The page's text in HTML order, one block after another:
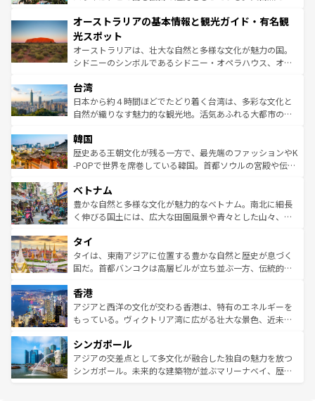
部のニューオーリンズでは、音楽と美食が融合した独特の
文化が魅力。旅行者はアメリカの各地域で異なる魅力を楽
しみながら、その多様性と豊かな歴史を感じることができ
るだろう。車でのロードトリップや列車の旅も、アメリカ
情報は
ワイ島は見逃せない。また、定番の観光地といえばオアフ
島だが、静かな自然を求めるならマウイ島やカウアイ島が
おすすめ。エメラルドグリーンに輝く海をはじめ、豊かな
文化や歴史が息づいている。「アロハスピリット」と呼ば
人々、おいしいローカルフードやハワイアンミュージッ
ク、伝統的なフラダンスなど、すべてがハワイの魅力を彩
っている。訪れるたびに新しい発見と感動が待っているハ
はコンテンツ一覧
オーストラリアの基本情報と観光ガイド・有名観
光スポット
オーストラリアは、壮大な自然と多様な文化が魅力の国。
シドニーのシンボルであるシドニー・オペラハウス、オー
リアリーフや大陸中央部にそびえるウルル（エアーズロッ
ク）、タスマニアの美しい原生林やケアンズの熱帯雨林な
ど、見どころがたくさん。また、カフェやワイン、オージ
いる。アクティビティも充実しており、サーフィンやダイ
ビング、ハイキングなど、アウトドア好きにはたまらな
い。オーストラリアの多彩な魅力を存分に味わいつくそ
参照してほしい。
台湾
日本から約４時間ほどでたどり着く台湾は、多彩な文化と
自然が織りなす魅力的な観光地。活気あふれる大都市の台
ン）、静ひつな山岳地帯である台湾東部など、都市の喧騒
と山間の静けさが共存しており、訪れる人に新しい発見と
驚きをもたらしてくれる。また、奥深い台湾の食文化も魅
容にもいいと評判のスイーツなど、バラエティ豊かな料理
が味わえる。 なお、新着の台湾情報は コンテンツ一覧を参
照してほしい。
韓国
歴史ある王朝文化が残る一方で、最先端のファッションやK
-POPで世界を席巻している韓国。首都ソウルの宮殿や伝統
き、地方に足を延ばせば四季折々の自然美を楽しむことが
できる。そして、キムチや焼肉、絶品のストリートフード
まで、さまざまな韓国料理が待っている。夜には、韓国な
リティに包まれながら、韓国の多彩な魅力を心ゆくまで味
わってみてほしい。 なお、新着の韓国情報はコンテンツ一
覧を参照してほしい。
ベトナム
豊かな自然と多様な文化が魅力的なベトナム。南北に細長
く伸びる国土には、広大な田園風景や青々とした山々、世
急速な発展と共に伝統が息づく。ハノイの古い町並みやホ
ーチミン市のフランス統治時代の建物も、独特の雰囲気を
醸し出している。また、バラエティの豊かさとおいしさで
とつ。フォーやバインミー、ベトナムコーヒーなどは、ぜ
ひ現地で味わいたい。どの地域を訪れてもあたたかい人々
が旅行者を迎えてくれるので、きっと忘れられない旅にな
参照してほしい。
タイ
タイは、東南アジアに位置する豊かな自然と歴史が息づく
国だ。首都バンコクは高層ビルが立ち並ぶ一方、伝統的な
の活気が交差している。北部ではチェンマイなどの山岳地
帯で自然と触れ合い、南部ではプーケットやクラビの美し
いビーチでリゾート気分を楽しむことができる。タイ料理
激する。気候は一年中温暖で、どの季節にも異なる楽しみ
が待っている。親しみやすいタイの人々、仏教を中心とし
た文化、そして多様な観光資源が、訪れる旅人を魅了し続
香港
アジアと西洋の文化が交わる香港は、特有のエネルギーを
もっている。ヴィクトリア湾に広がる壮大な景色、近未来
み、どこを訪れても感動するはず。観光スポットが密集し
ており、効率よく見どころを回れるのも魅力。息をのむよ
うな絶景から文化的な体験まで、香港を存分に楽しみ尽く
シンガポール
アジアの交差点として多文化が融合した独自の魅力を放つ
シンガポール。未来的な建築物が並ぶマリーナベイ、歴史